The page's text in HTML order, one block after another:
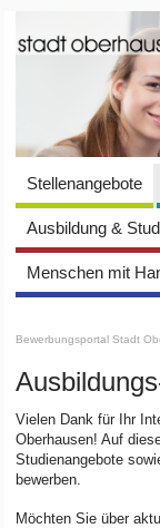
Stellenangebote
Ausbildung &
Menschen mit
Bewerbungsportal Stadt
Vielen Dank für Ihr
Oberhausen! Auf
Studienangebote
bewerben.
Möchten Sie über